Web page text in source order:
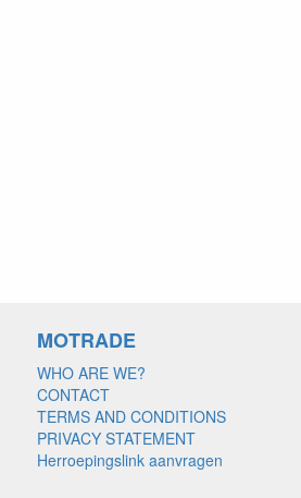
MOTRADE
WHO ARE WE?
CONTACT
TERMS AND CONDITIONS
PRIVACY STATEMENT
Herroepingslink aanvragen